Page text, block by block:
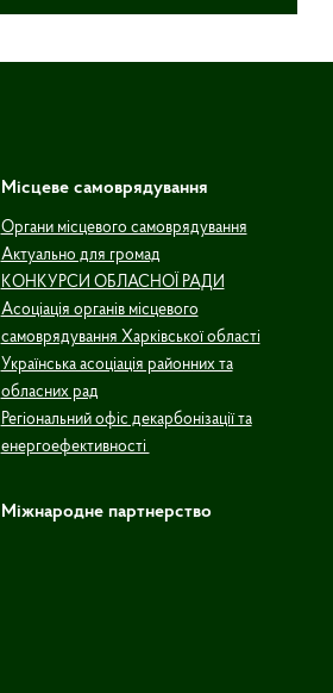
Місцеве самоврядування
Органи місцевого самоврядування
Актуально для громад
КОНКУРСИ ОБЛАСНОЇ РАДИ
Асоціація органів місцевого
самоврядування Харківської області
Українська асоціація районних та
обласних рад
Регіональний офіс декарбонізації та
енергоефективності
Міжнародне партнерство